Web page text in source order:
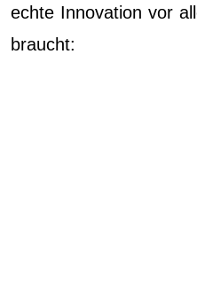
echte Innovation vor
braucht: